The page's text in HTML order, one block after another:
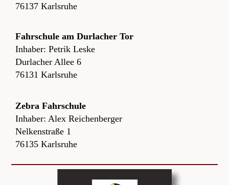
76137 Karlsruhe
Fahrschule am Durlacher Tor
Inhaber: Petrik Leske
Durlacher Allee 6
76131 Karlsruhe
Zebra Fahrschule
Inhaber: Alex Reichenberger
Nelkenstraße 1
76135 Karlsruhe